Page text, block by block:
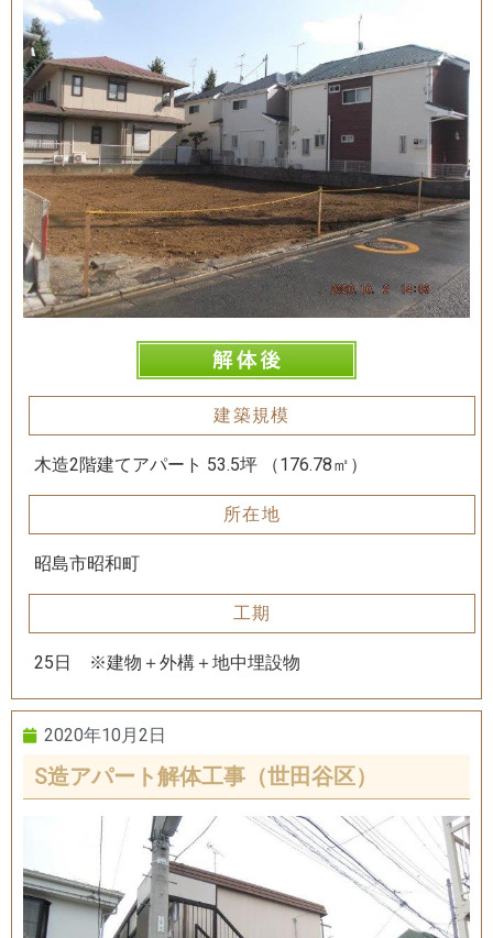
建築規模
木造2階建てアパート 53.5坪 （176.78㎡）
所在地
昭島市昭和町
工期
25日 ※建物＋外構＋地中埋設物
2020年10月2日
S造アパート解体工事（世田谷区）